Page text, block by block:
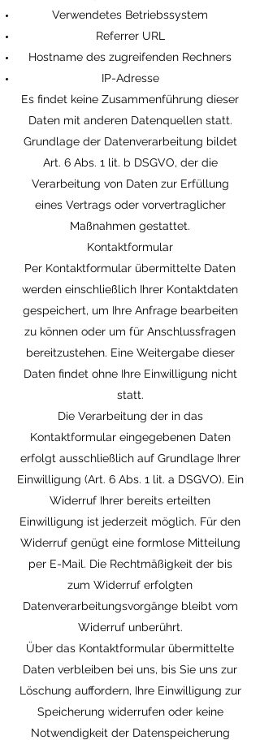
Verwendetes Betriebssystem
Referrer URL
Hostname des zugreifenden Rechners
IP-Adresse
Es findet keine Zusammenführung dieser
Daten mit anderen Datenquellen statt.
Grundlage der Datenverarbeitung bildet
Art. 6 Abs. 1 lit. b DSGVO, der die
Verarbeitung von Daten zur Erfüllung
eines Vertrags oder vorvertraglicher
Maßnahmen gestattet.
Kontaktformular
Per Kontaktformular übermittelte Daten
werden einschließlich Ihrer Kontaktdaten
gespeichert, um Ihre Anfrage bearbeiten
zu können oder um für Anschlussfragen
bereitzustehen. Eine Weitergabe dieser
Daten findet ohne Ihre Einwilligung nicht
statt.
Die Verarbeitung der in das
Kontaktformular eingegebenen Daten
erfolgt ausschließlich auf Grundlage Ihrer
Einwilligung (Art. 6 Abs. 1 lit. a DSGVO). Ein
Widerruf Ihrer bereits erteilten
Einwilligung ist jederzeit möglich. Für den
Widerruf genügt eine formlose Mitteilung
per E-Mail. Die Rechtmäßigkeit der bis
zum Widerruf erfolgten
Datenverarbeitungsvorgänge bleibt vom
Widerruf unberührt.
Über das Kontaktformular übermittelte
Daten verbleiben bei uns, bis Sie uns zur
Löschung auffordern, Ihre Einwilligung zur
Speicherung widerrufen oder keine
Notwendigkeit der Datenspeicherung